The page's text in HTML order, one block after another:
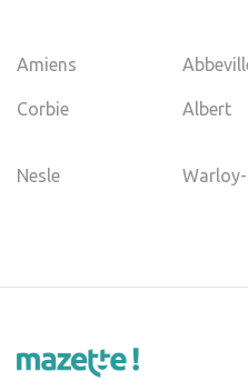
Amiens
Corbie Albert
Nesle